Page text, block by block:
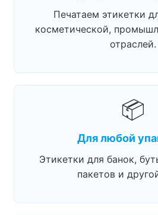
Печатаем этикетки
косметической,
отраслей.
📦
Для любой
Этикетки для банок,
пакетов и